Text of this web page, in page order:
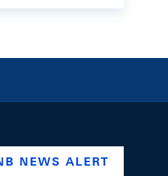
company/swiss-
www.youtube.com/
NEWS ALERT